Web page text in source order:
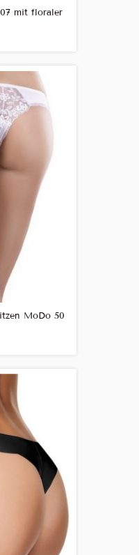
mit floraler
MoDo 50